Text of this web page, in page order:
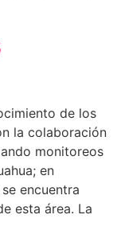
de los
la colaboración
monitoreos
en
encuentra
esta área. La